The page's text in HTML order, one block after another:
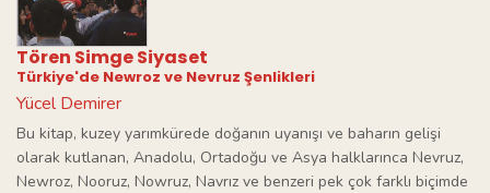
Tören Simge Siyaset
Türkiye'de Newroz ve Nevruz Şenlikleri
Yücel Demirer
Bu kitap, kuzey yarımkürede doğanın uyanışı ve baharın gelişi
olarak kutlanan, Anadolu, Ortadoğu ve Asya halklarınca Nevruz,
Newroz, Nooruz, Nowruz, Navrız ve benzeri pek çok farklı biçimde